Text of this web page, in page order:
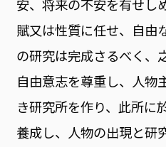
安、将来の不安を有せし
賦又は性質に任せ、自由
の研究は完成さるべく、
自由意志を尊重し、人物
き研究所を作り、此所に
養成し、人物の出現と研